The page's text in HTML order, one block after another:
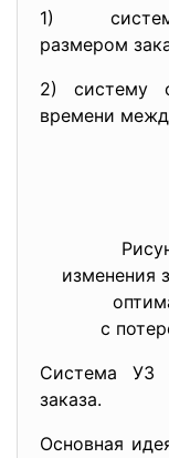
1)
размером
2) систему
времени
изменения
с
Система УЗ
заказа.
Основная